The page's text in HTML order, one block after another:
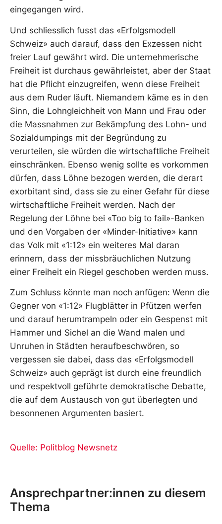
eingegangen wird.
Und schliesslich fusst das «Erfolgsmodell
Schweiz» auch darauf, dass den Exzessen nicht
freier Lauf gewährt wird. Die unternehmerische
Freiheit ist durchaus gewährleistet, aber der Staat
hat die Pflicht einzugreifen, wenn diese Freiheit
aus dem Ruder läuft. Niemandem käme es in den
Sinn, die Lohngleichheit von Mann und Frau oder
die Massnahmen zur Bekämpfung des Lohn- und
Sozialdumpings mit der Begründung zu
verurteilen, sie würden die wirtschaftliche Freiheit
einschränken. Ebenso wenig sollte es vorkommen
dürfen, dass Löhne bezogen werden, die derart
exorbitant sind, dass sie zu einer Gefahr für diese
wirtschaftliche Freiheit werden. Nach der
Regelung der Löhne bei «Too big to fail»-Banken
und den Vorgaben der «Minder-Initiative» kann
das Volk mit «1:12» ein weiteres Mal daran
erinnern, dass der missbräuchlichen Nutzung
einer Freiheit ein Riegel geschoben werden muss.
Zum Schluss könnte man noch anfügen: Wenn die
Gegner von «1:12» Flugblätter in Pfützen werfen
und darauf herumtrampeln oder ein Gespenst mit
Hammer und Sichel an die Wand malen und
Unruhen in Städten heraufbeschwören, so
vergessen sie dabei, dass das «Erfolgsmodell
Schweiz» auch geprägt ist durch eine freundlich
und respektvoll geführte demokratische Debatte,
die auf dem Austausch von gut überlegten und
besonnenen Argumenten basiert.
Quelle: Politblog Newsnetz
Ansprechpartner:innen zu diesem
Thema